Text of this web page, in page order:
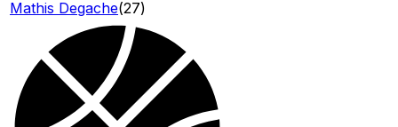
Mathis Degache(27)